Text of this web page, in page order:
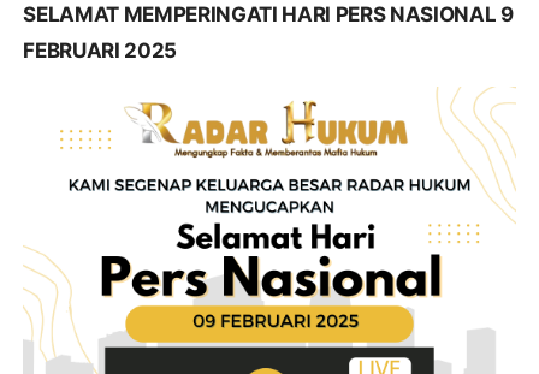
SELAMAT MEMPERINGATI HARI PERS NASIONAL 9
FEBRUARI 2025